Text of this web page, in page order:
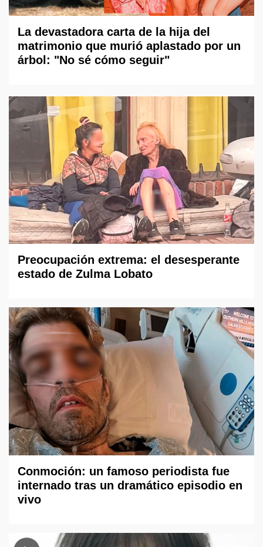
La devastadora carta de la hija del
matrimonio que murió aplastado por un
árbol: "No sé cómo seguir"
Preocupación extrema: el desesperante
estado de Zulma Lobato
Conmoción: un famoso periodista fue
internado tras un dramático episodio en
vivo